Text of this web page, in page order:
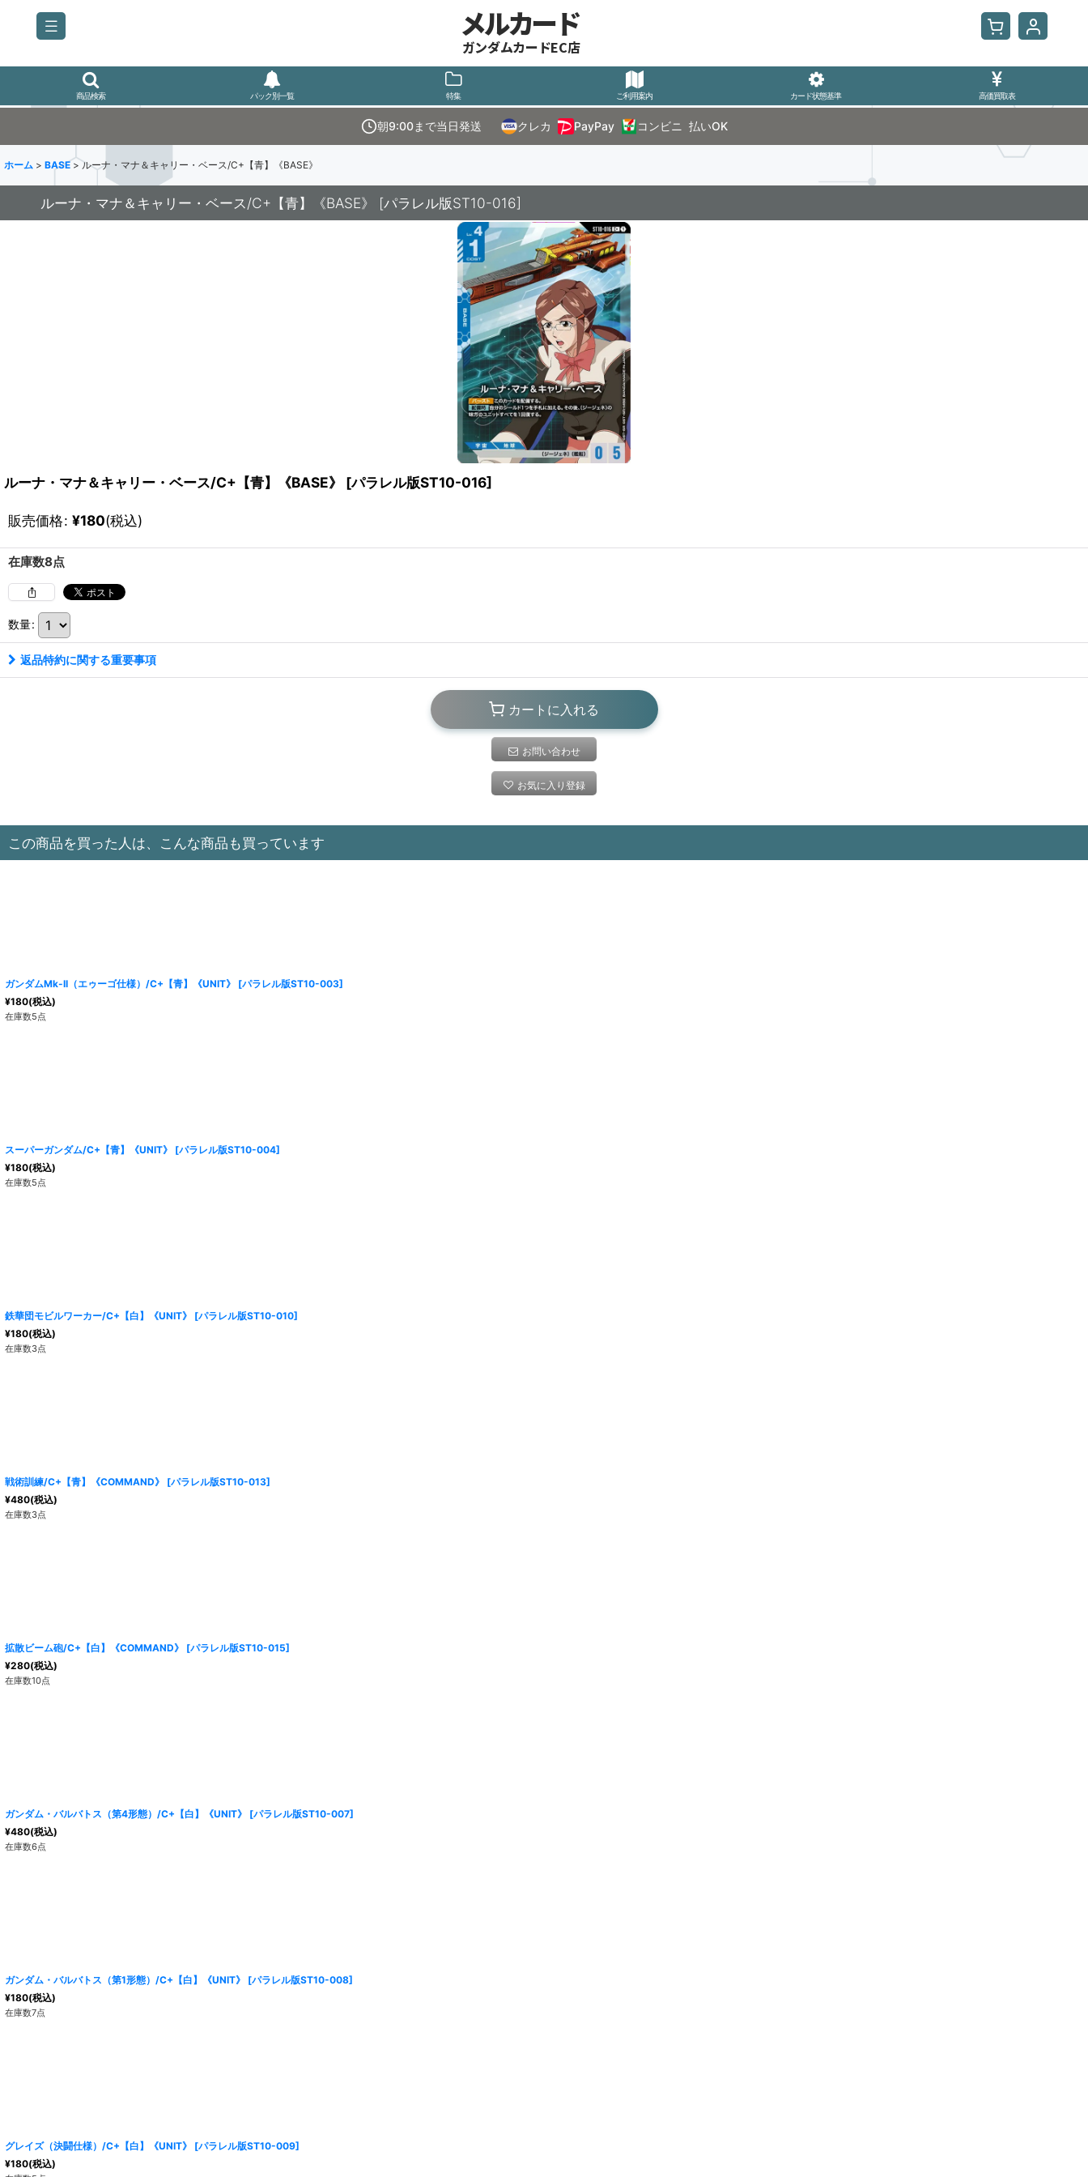
メルカード
ガンダムカードEC店
商品検索 パック別一覧 特集 ご利用案内 カード状態基準 高価買取表
朝9:00まで当日発送 クレカ PayPay コンビニ 払いOK
ホーム > BASE > ルーナ・マナ＆キャリー・ベース/C+【青】《BASE》
ルーナ・マナ＆キャリー・ベース/C+【青】《BASE》 [パラレル版ST10-016]
ルーナ・マナ＆キャリー・ベース/C+【青】《BASE》 [パラレル版ST10-016]
販売価格: ¥180(税込)
在庫数8点
数量:
返品特約に関する重要事項
カートに入れる
お問い合わせ
お気に入り登録
この商品を買った人は、こんな商品も買っています
ガンダムMk-II（エゥーゴ仕様）/C+【青】《UNIT》 [パラレル版ST10-003]
¥180(税込)
在庫数5点
スーパーガンダム/C+【青】《UNIT》 [パラレル版ST10-004]
¥180(税込)
在庫数5点
鉄華団モビルワーカー/C+【白】《UNIT》 [パラレル版ST10-010]
¥180(税込)
在庫数3点
戦術訓練/C+【青】《COMMAND》 [パラレル版ST10-013]
¥480(税込)
在庫数3点
拡散ビーム砲/C+【白】《COMMAND》 [パラレル版ST10-015]
¥280(税込)
在庫数10点
ガンダム・バルバトス（第4形態）/C+【白】《UNIT》 [パラレル版ST10-007]
¥480(税込)
在庫数6点
ガンダム・バルバトス（第1形態）/C+【白】《UNIT》 [パラレル版ST10-008]
¥180(税込)
在庫数7点
グレイズ（決闘仕様）/C+【白】《UNIT》 [パラレル版ST10-009]
¥180(税込)